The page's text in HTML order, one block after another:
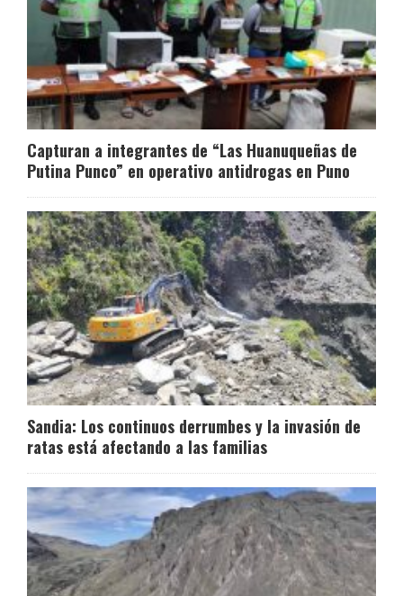
Capturan a integrantes de “Las Huanuqueñas de
Putina Punco” en operativo antidrogas en Puno
Sandia: Los continuos derrumbes y la invasión de
ratas está afectando a las familias